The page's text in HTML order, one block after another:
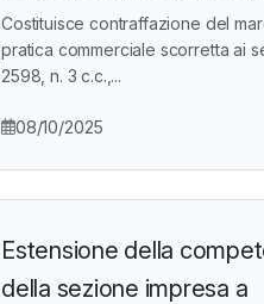
Costituisce contraffazione del
pratica commerciale scorretta ai
2598, n. 3 c.c.,...
08/10/2025
Estensione della
della sezione impresa a